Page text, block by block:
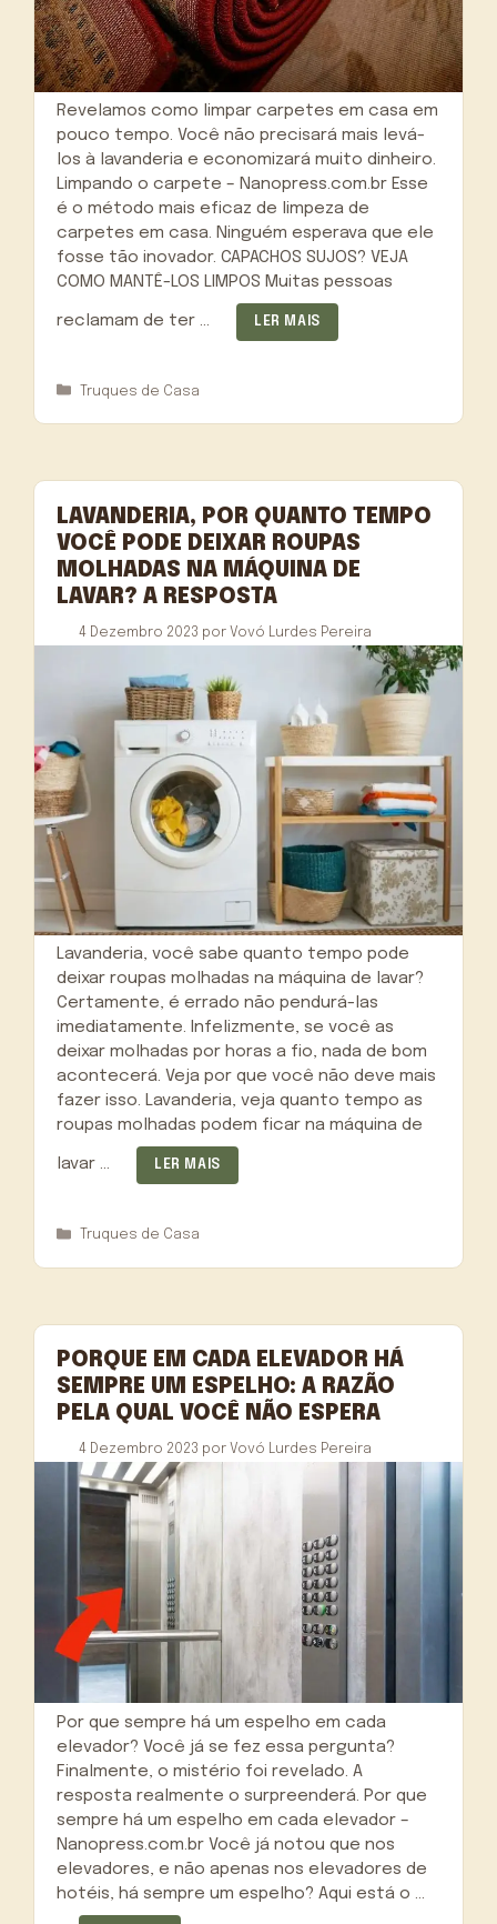
Revelamos como limpar carpetes em casa em
pouco tempo. Você não precisará mais levá-
los à lavanderia e economizará muito dinheiro.
Limpando o carpete – Nanopress.com.br Esse
é o método mais eficaz de limpeza de
carpetes em casa. Ninguém esperava que ele
fosse tão inovador. CAPACHOS SUJOS? VEJA
COMO MANTÊ-LOS LIMPOS Muitas pessoas
reclamam de ter … LER MAIS
Categorias
Truques de Casa
LAVANDERIA, POR QUANTO TEMPO
VOCÊ PODE DEIXAR ROUPAS
MOLHADAS NA MÁQUINA DE
LAVAR? A RESPOSTA
4 Dezembro 2023 por Vovó Lurdes Pereira
Lavanderia, você sabe quanto tempo pode
deixar roupas molhadas na máquina de lavar?
Certamente, é errado não pendurá-las
imediatamente. Infelizmente, se você as
deixar molhadas por horas a fio, nada de bom
acontecerá. Veja por que você não deve mais
fazer isso. Lavanderia, veja quanto tempo as
roupas molhadas podem ficar na máquina de
lavar … LER MAIS
Categorias
Truques de Casa
PORQUE EM CADA ELEVADOR HÁ
SEMPRE UM ESPELHO: A RAZÃO
PELA QUAL VOCÊ NÃO ESPERA
4 Dezembro 2023 por Vovó Lurdes Pereira
Por que sempre há um espelho em cada
elevador? Você já se fez essa pergunta?
Finalmente, o mistério foi revelado. A
resposta realmente o surpreenderá. Por que
sempre há um espelho em cada elevador –
Nanopress.com.br Você já notou que nos
elevadores, e não apenas nos elevadores de
hotéis, há sempre um espelho? Aqui está o …